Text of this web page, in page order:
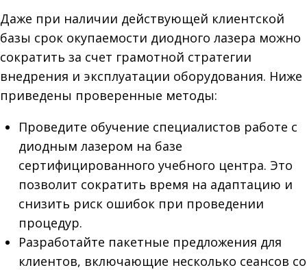
Даже при наличии действующей клиентской
базы срок окупаемости диодного лазера можно
сократить за счет грамотной стратегии
внедрения и эксплуатации оборудования. Ниже
приведены проверенные методы:
Проведите обучение специалистов работе с
диодным лазером на базе
сертифицированного учебного центра. Это
позволит сократить время на адаптацию и
снизить риск ошибок при проведении
процедур.
Разработайте пакетные предложения для
клиентов, включающие несколько сеансов со